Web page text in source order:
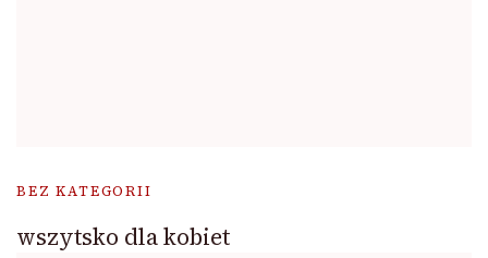
BEZ KATEGORII
wszytsko dla kobiet